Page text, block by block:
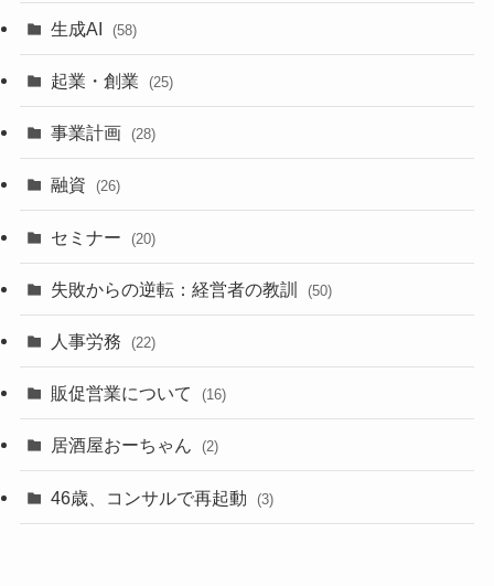
生成AI (58)
起業・創業 (25)
事業計画 (28)
融資 (26)
セミナー (20)
失敗からの逆転：経営者の教訓 (50)
人事労務 (22)
販促営業について (16)
居酒屋おーちゃん (2)
46歳、コンサルで再起動 (3)